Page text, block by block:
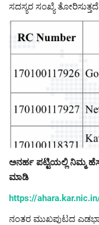
ಸದಸ್ಯರ ಸಂಖ್ಯೆ
ಅನರ್ಹ ಪಟ್ಟಿಯಲ್ಲಿ ನಿಮ್ಮ
ಮಾಡಿ
https://
ನಂತರ ಮುಖಪುಟದ